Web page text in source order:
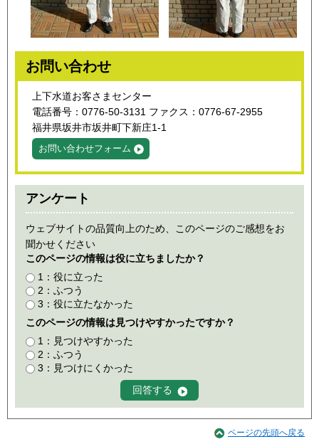
お問い合わせ
上下水道お客さまセンター
電話番号：0776-50-3131 ファクス：0776-67-2955
福井県坂井市坂井町下新庄1-1
お問い合わせフォーム
アンケート
ウェブサイトの品質向上のため、このページのご感想をお
聞かせください
このページの情報は役に立ちましたか？
1：役に立った
2：ふつう
3：役に立たなかった
このページの情報は見つけやすかったですか？
1：見つけやすかった
2：ふつう
3：見つけにくかった
ページの先頭へ戻る